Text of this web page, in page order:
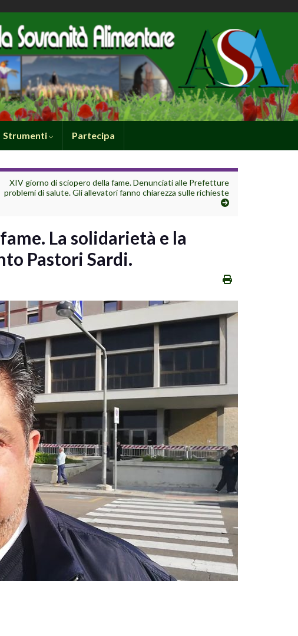
Strumenti Partecipa
XIV giorno di sciopero della fame. Denunciati alle Prefetture
problemi di salute. Gli allevatori fanno chiarezza sulle richieste
La solidarietà e la
Pastori Sardi.